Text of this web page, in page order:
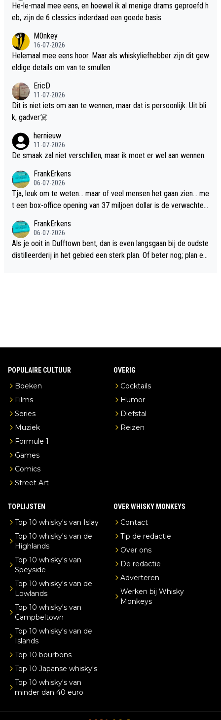
He-le-maal mee eens, en hoewel ik al menige drams geproefd h
eb, zijn de 6 classics inderdaad een goede basis
M0nkey
16-07-2026
Helemaal mee eens hoor. Maar als whiskyliefhebber zijn dit gew
eldige details om van te smullen
EricD
11-07-2026
Dit is niet iets om aan te wennen, maar dat is persoonlijk. Uit bli
k, gadver☠️
hernieuw
11-07-2026
De smaak zal niet verschillen, maar ik moet er wel aan wennen.
FrankErkens
06-07-2026
Tja, leuk om te weten... maar of veel mensen het gaan zien... me
t een box-office opening van 37 miljoen dollar is de verwachte
FrankErkens
06-07-2026
Als je ooit in Dufftown bent, dan is even langsgaan bij de oudste
distilleerderij in het gebied een sterk plan. Of beter nog; plan ee
POPULAIRE CULTUUR
Boeken
Films
Series
Muziek
Formule 1
Games
Comics
Street Art
OVERIG
Cocktails
Humor
Diefstal
Reizen
TOPLIJSTEN
Top 10 whisky's van Islay
Top 10 whisky's van de
Highlands
Top 10 whisky's van
Speyside
Top 10 whisky's van de
Lowlands
Top 10 whisky's van
Campbeltown
Top 10 whisky's van de
Islands
Top 10 bourbons
Top 10 Japanse whisky's
Top 10 whisky's van
minder dan 40 euro
OVER WHISKY MONKEYS
Contact
Tip de redactie
Over ons
De redactie
Adverteren
Werken bij Whisky
Monkeys